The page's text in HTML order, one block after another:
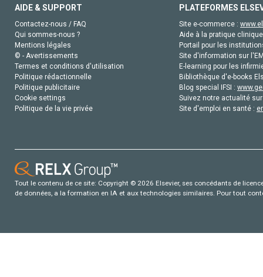
AIDE & SUPPORT
Contactez-nous / FAQ
Qui sommes-nous ?
Mentions légales
© - Avertissements
Termes et conditions d'utilisation
Politique rédactionnelle
Politique publicitaire
Cookie settings
Politique de la vie privée
PLATEFORMES
Site e-commerce :
Aide à la pratique
Portail pour les
Site d'information sur
E-learning pour les
Bibliothèque d'e-books
Blog special IFSI :
Suivez notre actualité
Site d'emploi en santé :
Tout le contenu de ce site: Copyright © 2026 Elsevier, ses concédants de
de données, a la formation en IA et aux technologies similaires. Pour tout